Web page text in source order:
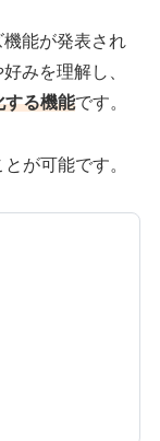
能が発表され
みを理解し、
する機能です。
が可能です。